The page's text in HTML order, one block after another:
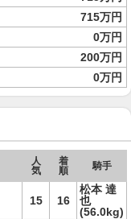
715万円
0万円
200万円
0万円
人
気
着
順
騎手
15 16
松本 達
也
(56.0kg)